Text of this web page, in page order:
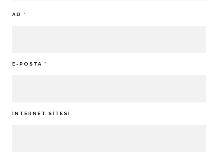
AD *
E-POSTA *
İNTERNET SITESI